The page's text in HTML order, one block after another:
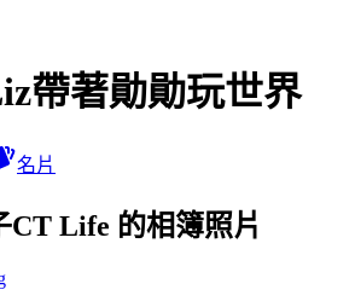
帶著勛勛玩世界
名片
CT Life 的相簿照片